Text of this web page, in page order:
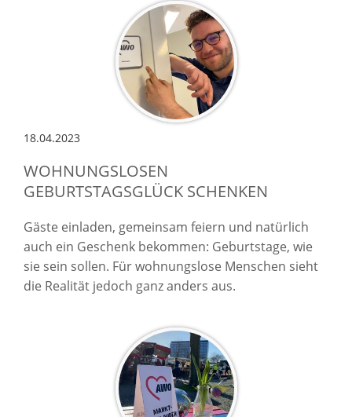
18.04.2023
WOHNUNGSLOSEN
GEBURTSTAGSGLÜCK SCHENKEN
Gäste einladen, gemeinsam feiern und natürlich
auch ein Geschenk bekommen: Geburtstage, wie
sie sein sollen. Für wohnungslose Menschen sieht
die Realität jedoch ganz anders aus.